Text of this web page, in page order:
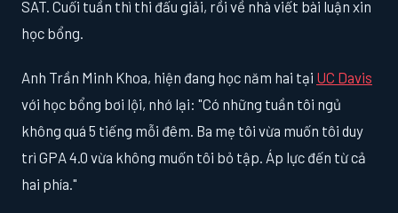
SAT. Cuối tuần thì thi đấu giải, rồi về nhà viết bài luận xin
học bổng.
Anh Trần Minh Khoa, hiện đang học năm hai tại UC Davis
với học bổng bơi lội, nhớ lại: "Có những tuần tôi ngủ
không quá 5 tiếng mỗi đêm. Ba mẹ tôi vừa muốn tôi duy
trì GPA 4.0 vừa không muốn tôi bỏ tập. Áp lực đến từ cả
hai phía."